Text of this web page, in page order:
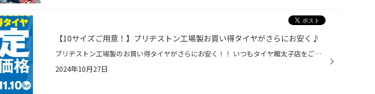
【10サイズご用意！】ブリヂストン工場製お買い得タイヤがさらにお安く♪
ブリヂストン工場製のお買い得タイヤがさらにお安く！！ いつもタイヤ館太子店をご利用いただき ありがとうございます! 毎度ご好評いただいている、 「期間限定スペシャルプライスセール」が またまたスタートいたします！！ 今回の対象ブランドは、 ブリヂストン工場製のお買い得タイヤ 「セイバー...
2024年10月27日